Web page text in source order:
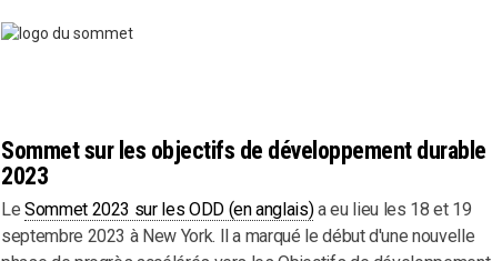
Sommet sur les objectifs de développement durable
2023
Le Sommet 2023 sur les ODD (en anglais)a eu lieu les 18 et 19
septembre 2023 à New York. Il a marqué le début d'une nouvelle